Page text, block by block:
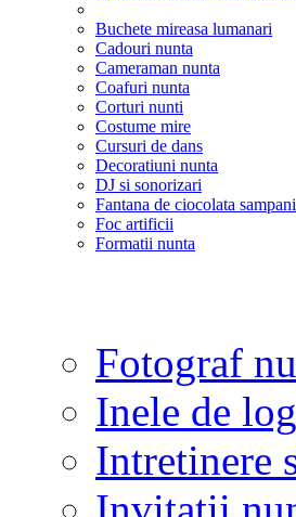
Buchete mireasa lumanari
Cadouri nunta
Cameraman nunta
Coafuri nunta
Corturi nunti
Costume mire
Cursuri de dans
Decoratiuni nunta
DJ si sonorizari
Fantana de ciocolata
Foc artificii
Formatii nunta
Fotograf
Inele de
Intretinere